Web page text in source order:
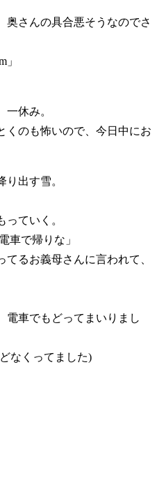
奥さんの具合悪そうなのでさ
一休み。
くのも怖いので、今日中にお
り出す雪。
ていく。
車で帰りな」
るお義母さんに言われて、
電車でもどってまいりまし
なくってました)